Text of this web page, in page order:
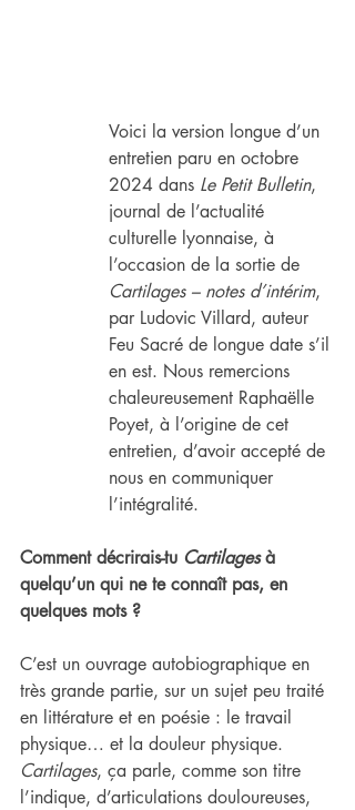
Voici la version longue d’un
entretien paru en octobre
2024 dans Le Petit Bulletin,
journal de l’actualité
culturelle lyonnaise, à
l’occasion de la sortie de
Cartilages – notes d’intérim,
par Ludovic Villard, auteur
Feu Sacré de longue date s’il
en est. Nous remercions
chaleureusement Raphaëlle
Poyet, à l’origine de cet
entretien, d’avoir accepté de
nous en communiquer
l’intégralité.
Comment décrirais-tu Cartilages à
quelqu’un qui ne te connaît pas, en
quelques mots ?
C’est un ouvrage autobiographique en
très grande partie, sur un sujet peu traité
en littérature et en poésie : le travail
physique… et la douleur physique.
Cartilages, ça parle, comme son titre
l’indique, d’articulations douloureuses,